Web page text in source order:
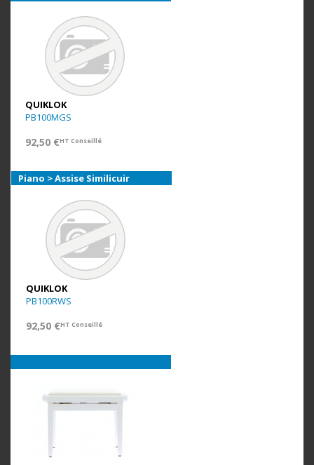
QUIKLOK
PB100MGS
92,50 €HT Conseillé
Piano > Assise Similicuir
QUIKLOK
PB100RWS
92,50 €HT Conseillé